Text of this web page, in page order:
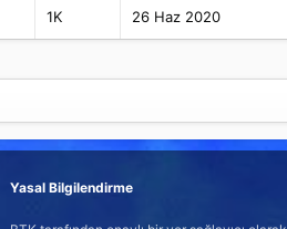
1K 26 Haz 2020
Yasal Bilgilendirme